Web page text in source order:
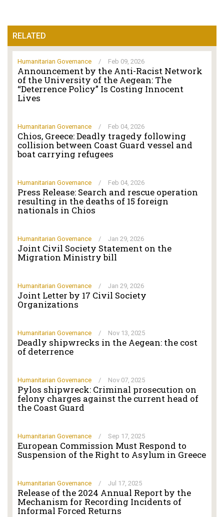
RELATED
Humanitarian Governance / Feb 09, 2026
Announcement by the Anti-Racist Network
of the University of the Aegean: The
“Deterrence Policy” Is Costing Innocent
Lives
Humanitarian Governance / Feb 04, 2026
Chios, Greece: Deadly tragedy following
collision between Coast Guard vessel and
boat carrying refugees
Humanitarian Governance / Feb 04, 2026
Press Release: Search and rescue operation
resulting in the deaths of 15 foreign
nationals in Chios
Humanitarian Governance / Jan 29, 2026
Joint Civil Society Statement on the
Migration Ministry bill
Humanitarian Governance / Jan 29, 2026
Joint Letter by 17 Civil Society
Organizations
Humanitarian Governance / Nov 13, 2025
Deadly shipwrecks in the Aegean: the cost
of deterrence
Humanitarian Governance / Nov 07, 2025
Pylos shipwreck: Criminal prosecution on
felony charges against the current head of
the Coast Guard
Humanitarian Governance / Sep 17, 2025
European Commission Must Respond to
Suspension of the Right to Asylum in Greece
Humanitarian Governance / Jul 17, 2025
Release of the 2024 Annual Report by the
Mechanism for Recording Incidents of
Informal Forced Returns